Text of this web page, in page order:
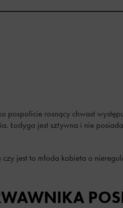
pospolicie rosnący chwast
Łodyga jest sztywna i nie
jest to młoda kobieta o